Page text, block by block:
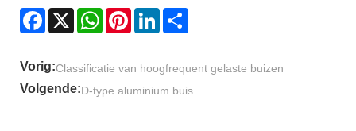
Facebook
X WhatsAppPinterestLinkedIn
Vorig:Classificatie van hoogfrequent gelaste buizen
Volgende:D-type aluminium buis